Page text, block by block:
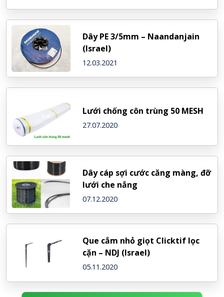
Dây PE 3/5mm – Naandanjain
(Israel)
12.03.2021
Lưới chống côn trùng 50 MESH
27.07.2020
Dây cáp sợi cước căng màng, đỡ
lưới che nắng
07.12.2020
Que cắm nhỏ giọt Clicktif lọc
cặn – NDJ (Israel)
05.11.2020